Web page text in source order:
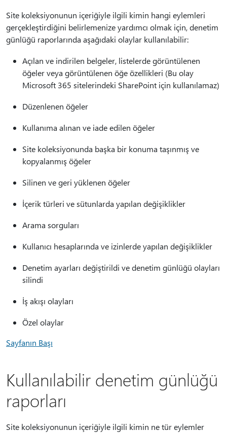
Site koleksiyonunun içeriğiyle ilgili kimin hangi eylemleri
gerçekleştirdiğini belirlemenize yardımcı olmak için, denetim
günlüğü raporlarında aşağıdaki olaylar kullanılabilir:
Açılan ve indirilen belgeler, listelerde görüntülenen
öğeler veya görüntülenen öğe özellikleri (Bu olay
Microsoft 365 sitelerindeki SharePoint için kullanılamaz)
Düzenlenen öğeler
Kullanıma alınan ve iade edilen öğeler
Site koleksiyonunda başka bir konuma taşınmış ve
kopyalanmış öğeler
Silinen ve geri yüklenen öğeler
İçerik türleri ve sütunlarda yapılan değişiklikler
Arama sorguları
Kullanıcı hesaplarında ve izinlerde yapılan değişiklikler
Denetim ayarları değiştirildi ve denetim günlüğü olayları
silindi
İş akışı olayları
Özel olaylar
Sayfanın Başı
Kullanılabilir denetim günlüğü
raporları
Site koleksiyonunun içeriğiyle ilgili kimin ne tür eylemler